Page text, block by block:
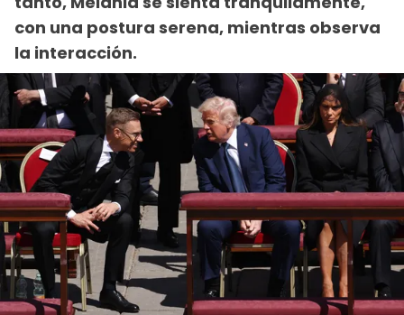
con una postura serena, mientras observa
la interacción.